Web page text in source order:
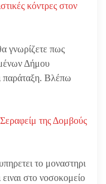
κόντρες στον
γνωρίζετε πως
Δήμου
παράταξη. Βλέπω
της Δομβούς
το μοναστηρι
στο νοσοκομείο